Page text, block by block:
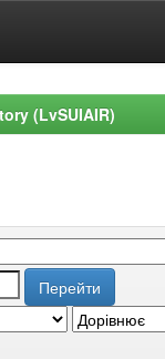
(LvSUIAIR)